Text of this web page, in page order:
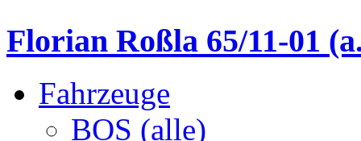
Florian Roßla 65/11-01
Fahrzeuge
BOS (alle)